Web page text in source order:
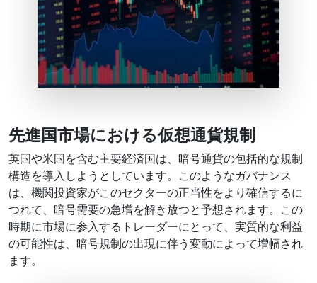
先進国市場における仮想通貨規制
英国や米国を含む主要経済国は、暗号通貨の包括的な規制
構造を導入しようとしています。このようなガバナンス
は、機関投資家がこのセクターの正当性をより確信するに
つれて、暗号需要の急増を解き放つと予想されます。この
時期に市場に参入するトレーダーにとって、実質的な利益
の可能性は、暗号規制の出現に伴う変動によって増幅され
ます。